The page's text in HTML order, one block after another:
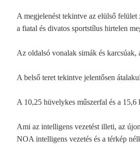
A megjelenést tekintve az elülső
a fiatal és divatos sportstílus hirtelen
Az oldalsó vonalak simák és karcsúak,
A belső teret tekintve jelentősen
A 10,25 hüvelykes műszerfal és a
Ami az intelligens vezetést illeti, az
NOA intelligens vezetés és a térkép